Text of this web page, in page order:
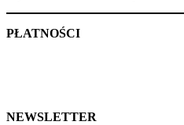
PŁATNOŚCI
NEWSLETTER